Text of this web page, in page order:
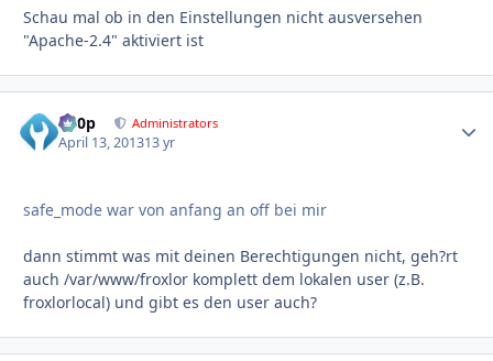
Schau mal ob in den Einstellungen nicht ausversehen
"Apache-2.4" aktiviert ist
d00p Administrators
April 13, 201313 yr
safe_mode war von anfang an off bei mir
dann stimmt was mit deinen Berechtigungen nicht, geh?rt
auch /var/www/froxlor komplett dem lokalen user (z.B.
froxlorlocal) und gibt es den user auch?